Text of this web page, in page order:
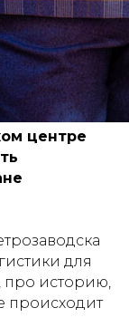
центре
для
про историю,
происходит